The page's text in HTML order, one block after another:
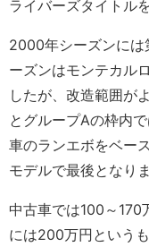
ライバーズタイトル
2000年シーズンには
ーズンはモンテカル
したが、改造範囲が
とグループAの枠内
車のランエボをベー
モデルで最後となりま
中古車では100～170
には200万円というも